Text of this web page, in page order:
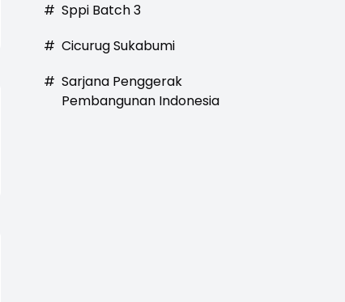
# Sppi Batch 3
# Cicurug Sukabumi
# Sarjana Penggerak
Pembangunan Indonesia